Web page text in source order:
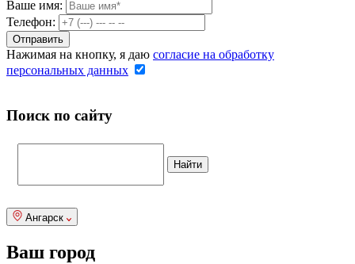
Ваше имя:
Телефон:
Нажимая на кнопку, я даю согласие на обработку
персональных данных
Поиск по сайту
Ангарск
Ваш город